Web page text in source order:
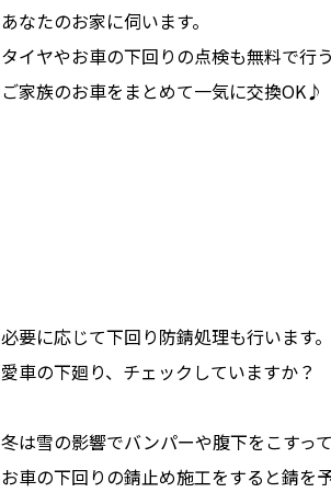
あなたのお家に伺います。
タイヤやお車の下回りの点検も無料で行
ご家族のお車をまとめて一気に交換OK♪
必要に応じて下回り防錆処理も行います。
愛車の下廻り、チェックしていますか？
冬は雪の影響でバンパーや腹下をこすっ
お車の下回りの錆止め施工をすると錆を